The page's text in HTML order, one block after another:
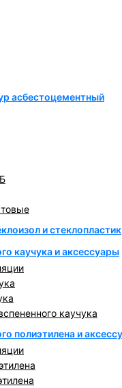
асбестоцементный
и стеклопластик
каучука и аксессуары
каучука
полиэтилена и